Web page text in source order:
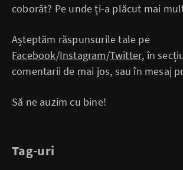
coborât? Pe unde ți-a plăcut mai
Așteptăm răspunsurile tale pe
Facebook/Instagram/Twitter, în
comentarii de mai jos, sau în mesaj
Să ne auzim cu bine!
Tag-uri